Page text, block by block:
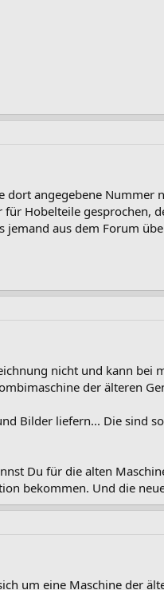
dort angegebene
Hobelteile gesprochen,
jemand aus dem Forum
nicht und kann bei
der älteren
Bilder liefern... Die sind
Du für die alten
bekommen. Und die
um eine Maschine der